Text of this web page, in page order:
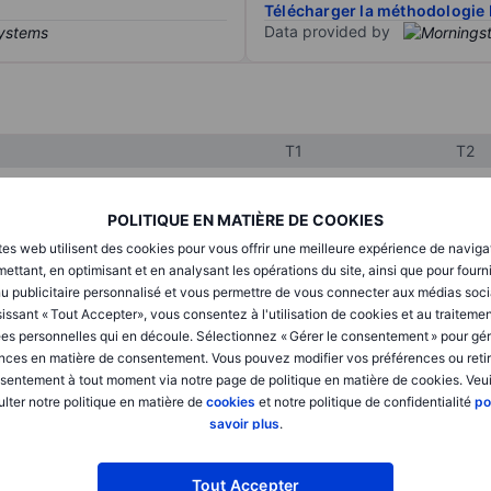
POLITIQUE EN MATIÈRE DE COOKIES
web utilisent des cookies pour vous offrir une meilleure expérience de
en optimisant et en analysant les opérations du site, ainsi que pour
publicitaire personnalisé et vous permettre de vous connecter aux médias
« Tout Accepter», vous consentez à l'utilisation de cookies et au
personnelles qui en découle. Sélectionnez « Gérer le consentement » pour
en matière de consentement. Vous pouvez modifier vos préférences ou
à tout moment via notre page de politique en matière de cookies.
notre politique en matière de cookies et notre politique de confidentialité
savoir plus.
Tout Accepter
Télécharger la méthodologie
Data provided by
T1 T2
XXXXXXX
XXXXXXX XXXXXXX
XXXXXXX XXXXXXX
XXXXXXX XXXXXXX
XXXXXXX